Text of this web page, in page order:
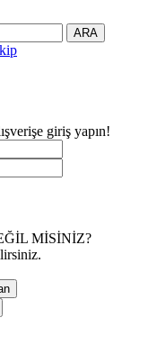
ARA
giriş yapın!
MİSİNİZ?